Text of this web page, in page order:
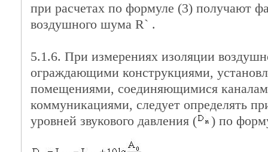
при расчетах по формуле (3) получают
воздушного шума R` .
5.1.6. При измерениях изоляции
ограждающими конструкциями,
помещениями, соединяющимися
коммуникациями, следует определять
уровней звукового давления (
) по